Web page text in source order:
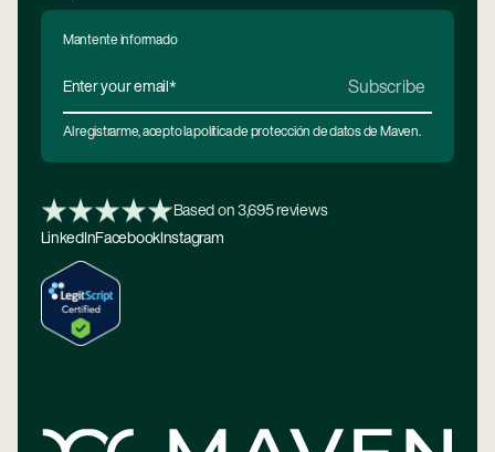
Mantente informado
Al registrarme, acepto la política de protección de datos de Maven.
Based on 3,695 reviews
LinkedInFacebook Instagram